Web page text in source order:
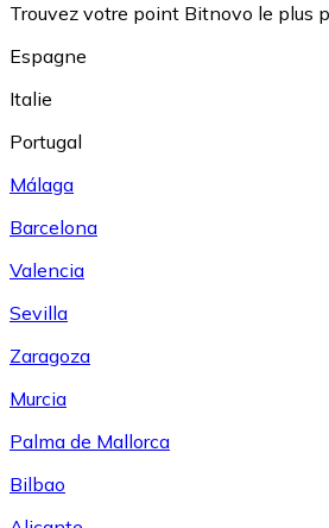
Trouvez votre point Bitnovo le plus
Espagne
Italie
Portugal
Málaga
Barcelona
Valencia
Sevilla
Zaragoza
Murcia
Palma de Mallorca
Bilbao